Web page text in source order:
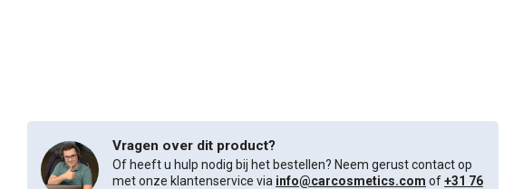
Vragen over dit product?
Of heeft u hulp nodig bij het bestellen? Neem gerust contact op
met onze klantenservice via info@carcosmetics.com of+31 76